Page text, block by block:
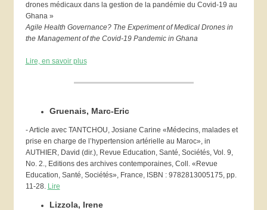
drones médicaux dans la gestion de la pandémie du Covid-19 au
Ghana »
Agile Health Governance? The Experiment of Medical Drones in
the Management of the Covid-19 Pandemic in Ghana
Lire, en savoir plus
Gruenais, Marc-Eric
- Article avec TANTCHOU, Josiane Carine «Médecins, malades et
prise en charge de l’hypertension artérielle au Maroc», in
AUTHIER, David (dir.), Revue Education, Santé, Sociétés, Vol. 9,
No. 2., Editions des archives contemporaines, Coll. «Revue
Education, Santé, Sociétés», France, ISBN : 9782813005175, pp.
11-28. Lire
Lizzola, Irene